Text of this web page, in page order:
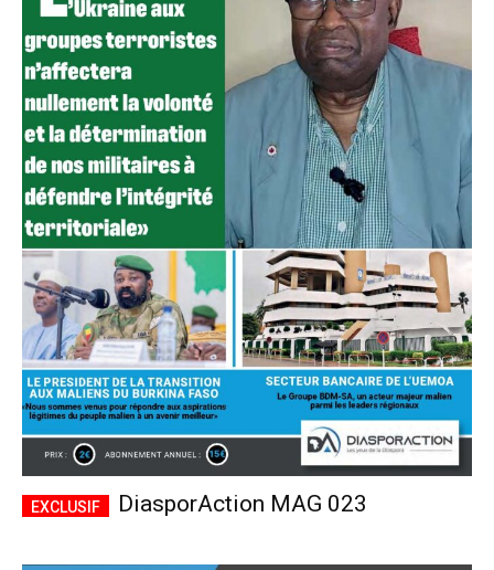
DiasporAction MAG 023